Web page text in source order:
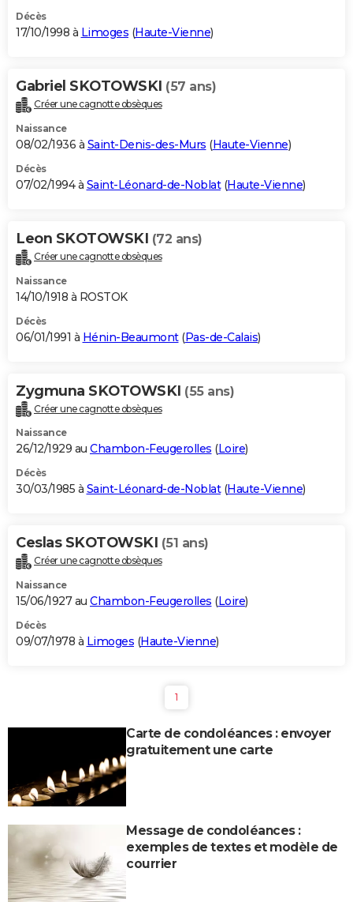
Décès
17/10/1998 à Limoges (Haute-Vienne)
Gabriel SKOTOWSKI (57 ans)
Créer une cagnotte obsèques
Naissance
08/02/1936 à Saint-Denis-des-Murs (Haute-Vienne)
Décès
07/02/1994 à Saint-Léonard-de-Noblat(Haute-Vienne)
Leon SKOTOWSKI (72 ans)
Créer une cagnotte obsèques
Naissance
14/10/1918 à ROSTOK
Décès
06/01/1991 à Hénin-Beaumont(Pas-de-Calais)
Zygmuna SKOTOWSKI (55 ans)
Créer une cagnotte obsèques
Naissance
26/12/1929 au Chambon-Feugerolles (Loire)
Décès
30/03/1985 à Saint-Léonard-de-Noblat(Haute-Vienne)
Ceslas SKOTOWSKI (51 ans)
Créer une cagnotte obsèques
Naissance
15/06/1927 au Chambon-Feugerolles (Loire)
Décès
09/07/1978 à Limoges (Haute-Vienne)
1
Carte de condoléances : envoyer
gratuitement une carte
Message de condoléances :
exemples de textes et modèle de
courrier